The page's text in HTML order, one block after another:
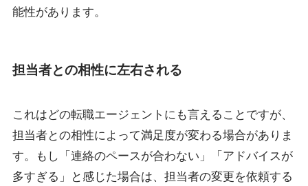
能性があります。
担当者との相性に左右される
これはどの転職エージェントにも言えることですが、
担当者との相性によって満足度が変わる場合がありま
す。もし「連絡のペースが合わない」「アドバイスが
多すぎる」と感じた場合は、担当者の変更を依頼する